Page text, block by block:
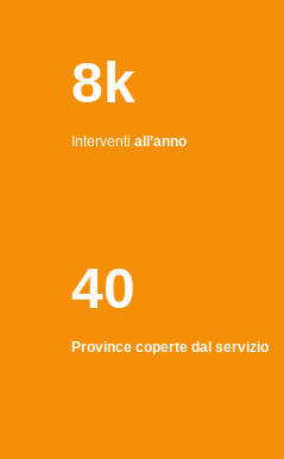
8k
Interventi all’anno
40
Province coperte dal servizio